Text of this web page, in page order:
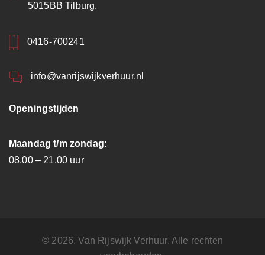
5015BB Tilburg.
0416-700241
info@vanrijswijkverhuur.nl
Openingstijden
Maandag t/m zondag:
08.00 – 21.00 uur
© 2026. Van Rijswijk Verhuur. Alle rechten